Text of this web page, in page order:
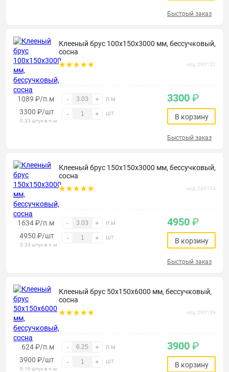
Быстрый заказ
Клееный брус 100х150х3000 мм, бессучковый,
сосна
код: 280122
1089 ₽/п.м - + п.м
3300 ₽/шт
0.33 штук в п.м
- + шт
3300 ₽
В корзину
Быстрый заказ
Клееный брус 150х150х3000 мм, бессучковый,
сосна
код: 280124
1634 ₽/п.м - + п.м
4950 ₽/шт
0.33 штук в п.м
- + шт
4950 ₽
В корзину
Быстрый заказ
Клееный брус 50х150х6000 мм, бессучковый,
сосна
код: 280159
624 ₽/п.м - + п.м
3900 ₽/шт
0.16 штук в п.м
- + шт
3900 ₽
В корзину